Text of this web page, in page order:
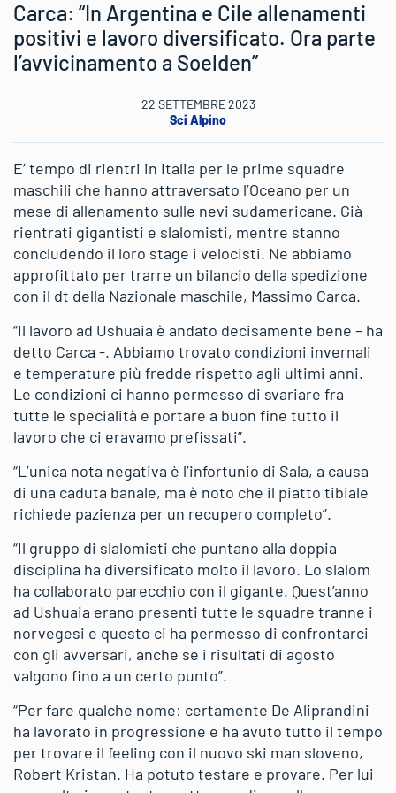
Carca: “In Argentina e Cile allenamenti
positivi e lavoro diversificato. Ora parte
l’avvicinamento a Soelden”
22 SETTEMBRE 2023
Sci Alpino
E’ tempo di rientri in Italia per le prime squadre
maschili che hanno attraversato l’Oceano per un
mese di allenamento sulle nevi sudamericane. Già
rientrati gigantisti e slalomisti, mentre stanno
concludendo il loro stage i velocisti. Ne abbiamo
approfittato per trarre un bilancio della spedizione
con il dt della Nazionale maschile, Massimo Carca.
“Il lavoro ad Ushuaia è andato decisamente bene – ha
detto Carca -. Abbiamo trovato condizioni invernali
e temperature più fredde rispetto agli ultimi anni.
Le condizioni ci hanno permesso di svariare fra
tutte le specialità e portare a buon fine tutto il
lavoro che ci eravamo prefissati”.
“L’unica nota negativa è l’infortunio di Sala, a causa
di una caduta banale, ma è noto che il piatto tibiale
richiede pazienza per un recupero completo”.
“Il gruppo di slalomisti che puntano alla doppia
disciplina ha diversificato molto il lavoro. Lo slalom
ha collaborato parecchio con il gigante. Quest’anno
ad Ushuaia erano presenti tutte le squadre tranne i
norvegesi e questo ci ha permesso di confrontarci
con gli avversari, anche se i risultati di agosto
valgono fino a un certo punto”.
“Per fare qualche nome: certamente De Aliprandini
ha lavorato in progressione e ha avuto tutto il tempo
per trovare il feeling con il nuovo ski man sloveno,
Robert Kristan. Ha potuto testare e provare. Per lui